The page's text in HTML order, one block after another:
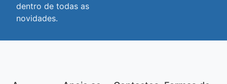
dentro de todas as
novidades.